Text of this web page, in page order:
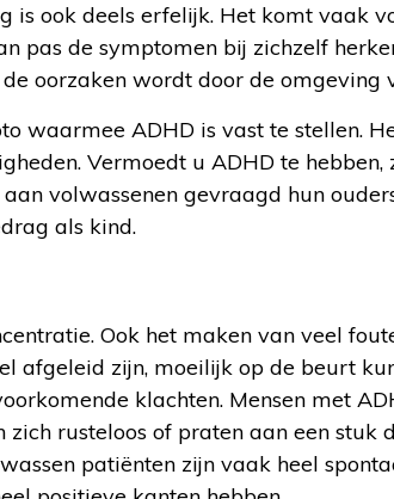
is ook deels erfelijk. Het komt vaak
pas de symptomen bij zichzelf
oorzaken wordt door de omgeving
waarmee ADHD is vast te stellen.
Vermoedt u ADHD te hebben,
volwassenen gevraagd hun
als kind.
Ook het maken van veel
afgeleid zijn, moeilijk op de beurt
klachten. Mensen met
rusteloos of praten aan een stuk
patiënten zijn vaak heel